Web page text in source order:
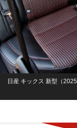
日産 キックス 新型（